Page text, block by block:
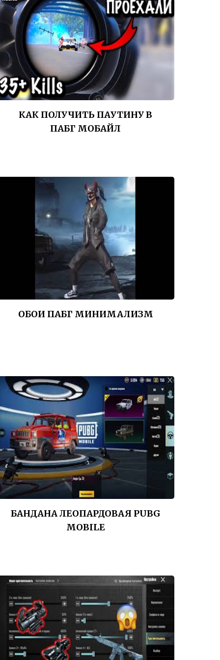
КАК ПОЛУЧИТЬ ПАУТИНУ В
ПАБГ МОБАЙЛ
ОБОИ ПАБГ МИНИМАЛИЗМ
БАНДАНА ЛЕОПАРДОВАЯ PUBG
MOBILE